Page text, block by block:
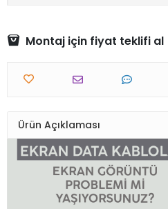
Montaj için fiyat teklifi al
Ürün Açıklaması